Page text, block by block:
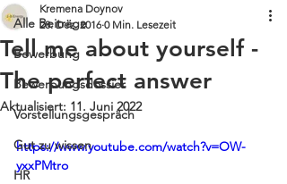
Alle Beiträge
Bewerbung
Bewerbungsdossier
Vorstellungsgespräch
Gut zu wissen
HR
Tell me about yourself -
The perfect answer
Kremena Doynov
28. Dez. 2016 0 Min. Lesezeit
Aktualisiert: 11. Juni 2022
https://www.youtube.com/watch?v=OW-
yxxPMtro